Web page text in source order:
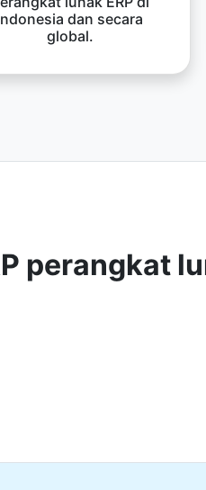
dan secara
global.
perangkat